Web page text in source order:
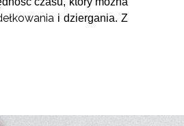
i dziergania. Z